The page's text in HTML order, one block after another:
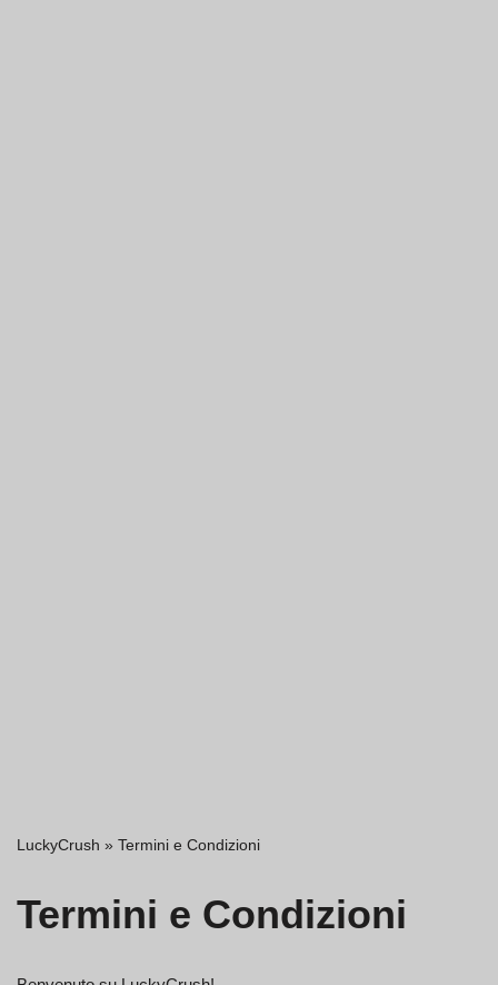
LuckyCrush » Termini e Condizioni
Termini e Condizioni